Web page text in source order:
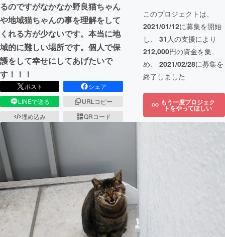
るのですがなかなか野良猫ちゃん
や地域猫ちゃんの事を理解をして
くれる方が少ないです。本当に地
域的に難しい場所です。個人で保
護をして幸せにしてあげたいで
す！！！
ポスト
シェア
LINEで送る
URLコピー
埋め込み
QRコード
このプロジェクトは、
2021/01/12に募集を開始
し、 31 人の支援により
212,000円の資金を集
め、 2021/02/28に募集を
終了しました
もう一度プロジェク
トをやってほしい